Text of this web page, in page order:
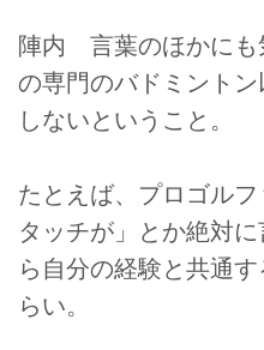
陣内 言葉のほかにも
の専門のバドミント
しないということ。
たとえば、プロゴル
タッチが」とか絶対
ら自分の経験と共通
らい。